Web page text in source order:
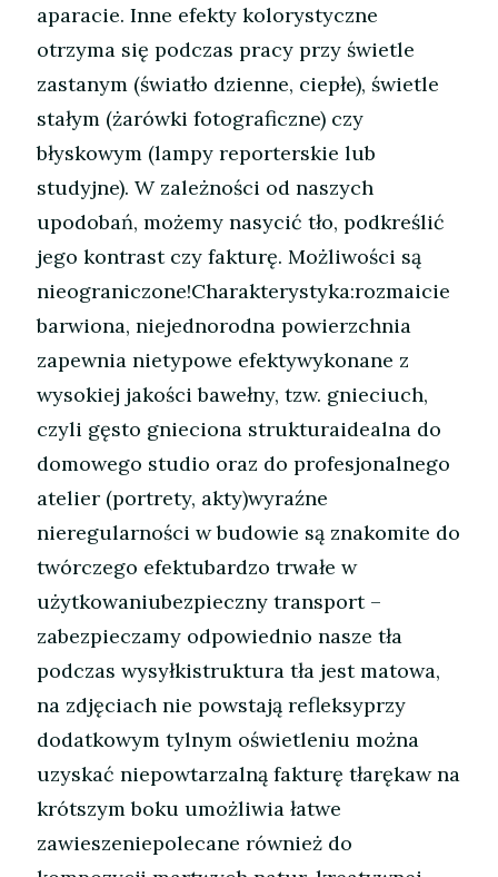
aparacie. Inne efekty kolorystyczne
otrzyma się podczas pracy przy świetle
zastanym (światło dzienne, ciepłe), świetle
stałym (żarówki fotograficzne) czy
błyskowym (lampy reporterskie lub
studyjne). W zależności od naszych
upodobań, możemy nasycić tło, podkreślić
jego kontrast czy fakturę. Możliwości są
nieograniczone!Charakterystyka:rozmaicie
barwiona, niejednorodna powierzchnia
zapewnia nietypowe efektywykonane z
wysokiej jakości bawełny, tzw. gnieciuch,
czyli gęsto gnieciona strukturaidealna do
domowego studio oraz do profesjonalnego
atelier (portrety, akty)wyraźne
nieregularności w budowie są znakomite do
twórczego efektubardzo trwałe w
użytkowaniubezpieczny transport –
zabezpieczamy odpowiednio nasze tła
podczas wysyłkistruktura tła jest matowa,
na zdjęciach nie powstają refleksyprzy
dodatkowym tylnym oświetleniu można
uzyskać niepowtarzalną fakturę tłarękaw na
krótszym boku umożliwia łatwe
zawieszeniepolecane również do